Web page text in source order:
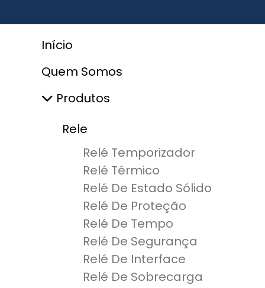
Início
Quem Somos
Produtos
Rele
Relé Temporizador
Relé Térmico
Relé De Estado Sólido
Relé De Proteção
Relé De Tempo
Relé De Segurança
Relé De Interface
Relé De Sobrecarga